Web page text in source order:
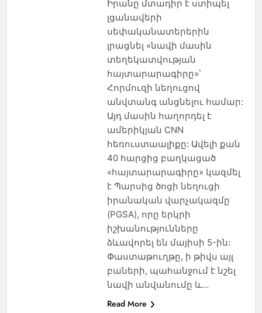
Իրանը մտադիր է ստիպել
լցանավերի
սեփականատերերին
լրացնել «նավի մասին
տեղեկատվության
հայտարարագիրը»՝
Հորմուզի նեղուցով
անվտանգ անցնելու համար:
Այդ մասին հաղորդել է
ամերիկյան CNN
հեռուստաալիքը: Ավելի քան
40 հարցից բաղկացած
«հայտարարագիրը» կազմել
է Պարսից ծոցի նեղուցի
իրանական վարչակազմը
(PGSA), որը երկրի
իշխանությունները
ձևավորել են մայիսի 5-ին:
Փաստաթուղթը, ի թիվս այլ
բաների, պահանջում է նշել
նավի անվանումը և…
Read More